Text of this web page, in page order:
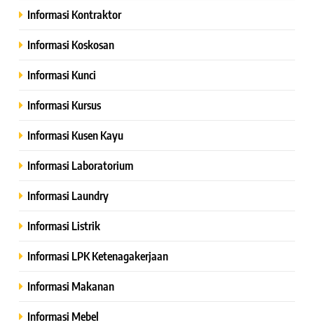
Informasi Kontraktor
Informasi Koskosan
Informasi Kunci
Informasi Kursus
Informasi Kusen Kayu
Informasi Laboratorium
Informasi Laundry
Informasi Listrik
Informasi LPK Ketenagakerjaan
Informasi Makanan
Informasi Mebel